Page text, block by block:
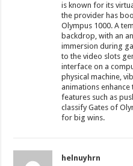
is known for its
the provider has
Olympus 1000. A
backdrop, with an
immersion during
to the video slots
interface on a
physical machine,
animations
features such as
classify Gates of
for big wins.
helnuyhrn